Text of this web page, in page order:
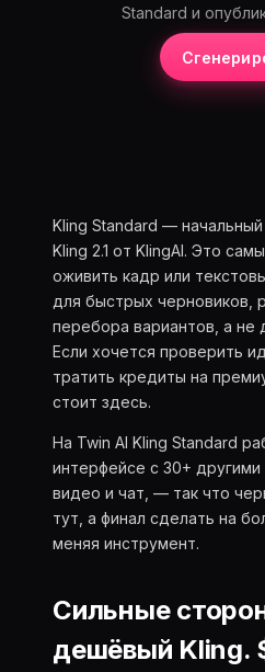
Standard и
Kling Standard —
Kling 2.1 от KlingAI. Это
оживить кадр или
для быстрых черновиков,
перебора вариантов, а не
Если хочется проверить
тратить кредиты на
стоит здесь.
На Twin AI Kling Standard
интерфейсе с 30+
видео и чат, — так что
тут, а финал сделать на
меняя инструмент.
Сильные
дешёвый Kling.